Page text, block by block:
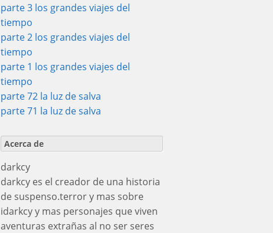
parte 3 los grandes viajes del
tiempo
parte 2 los grandes viajes del
tiempo
parte 1 los grandes viajes del
tiempo
parte 72 la luz de salva
parte 71 la luz de salva
Acerca de
darkcy
darkcy es el creador de una historia
de suspenso.terror y mas sobre
idarkcy y mas personajes que viven
aventuras extrañas al no ser seres